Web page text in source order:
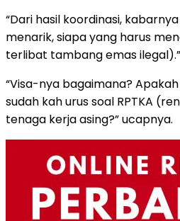
“Dari hasil koordinasi,
menarik, siapa yang harus
terlibat tambang emas ilegal).”
“Visa-nya bagaimana?
sudah kah urus soal RPTKA
tenaga kerja asing?” ucapnya.